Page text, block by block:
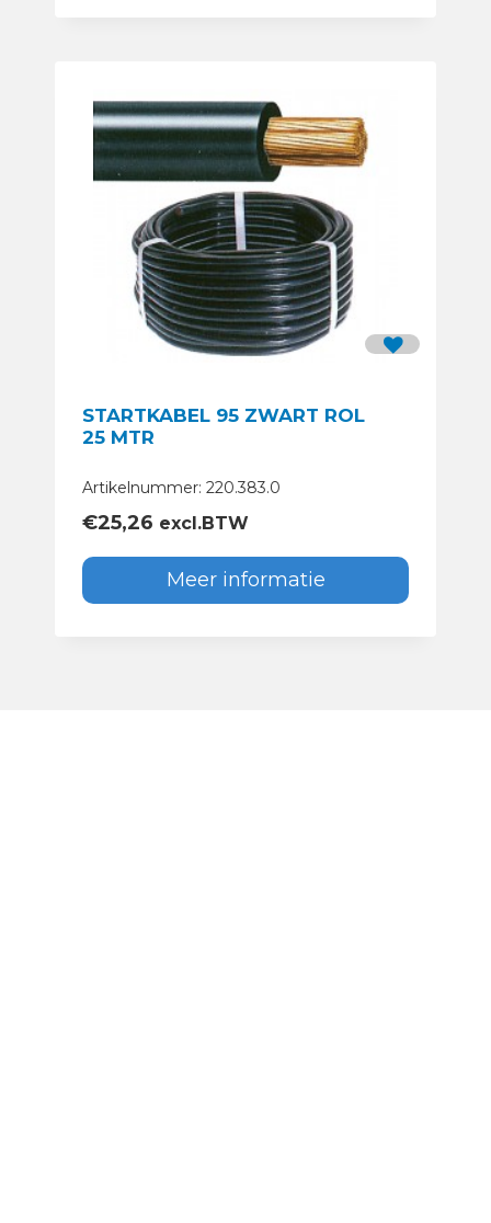
STARTKABEL 95 ZWART ROL
25 MTR
Artikelnummer: 220.383.0
€25,26 excl.BTW
Meer informatie